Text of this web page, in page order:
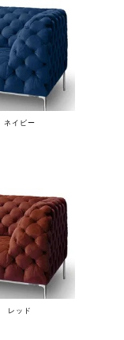
ネイビー
レッド